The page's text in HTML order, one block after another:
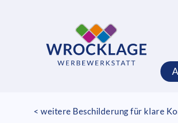
< weitere Beschilderung für klare